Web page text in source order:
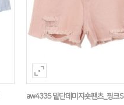
aw4335 밑단데미지숏팬츠_핑크S